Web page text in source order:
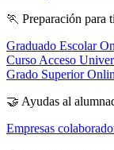
🏃 Preparación para
Graduado Escolar
Curso Acceso
Grado Superior
🤝 Ayudas al
Empresas